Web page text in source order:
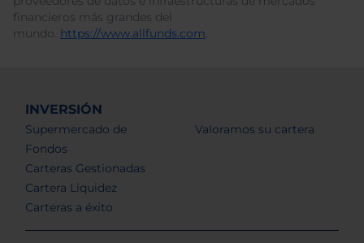
financieros más grandes del
mundo. https://www.allfunds.com.
INVERSIÓN
Supermercado de
Fondos
Carteras Gestionadas
Cartera Liquidez
Carteras a éxito
Valoramos su cartera